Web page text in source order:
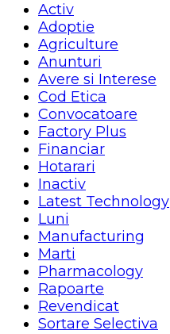
Activ
Adoptie
Agriculture
Anunturi
Avere si Interese
Cod Etica
Convocatoare
Factory Plus
Financiar
Hotarari
Inactiv
Latest Technology
Luni
Manufacturing
Marti
Pharmacology
Rapoarte
Revendicat
Sortare Selectiva